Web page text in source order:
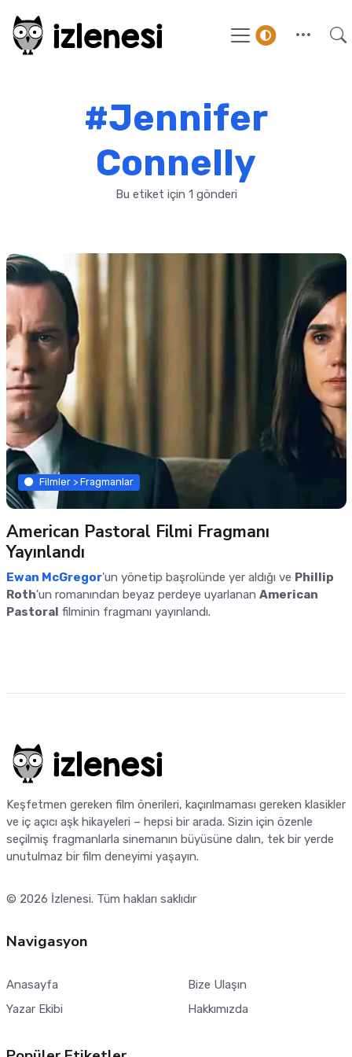
#Jennifer
Connelly
Bu etiket için 1 gönderi
Filmler > Fragmanlar
American Pastoral Filmi Fragmanı
Yayınlandı
Ewan McGregor'un yönetip başrolünde yer aldığı ve Phillip
Roth'un romanından beyaz perdeye uyarlanan American
Pastoral filminin fragmanı yayınlandı.
Keşfetmen gereken film önerileri, kaçırılmaması gereken klasikler
ve iç açıcı aşk hikayeleri – hepsi bir arada. Sizin için özenle
seçilmiş fragmanlarla sinemanın büyüsüne dalın, tek bir yerde
unutulmaz bir film deneyimi yaşayın.
© 2026 İzlenesi. Tüm hakları saklıdır
Navigasyon
Anasayfa
Yazar Ekibi
Bize Ulaşın
Hakkımızda